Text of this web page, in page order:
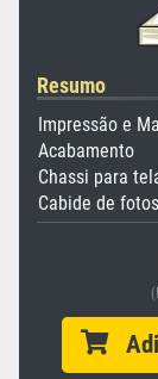
Resumo
Impressão e
Acabamento
Chassi para
Cabide de fotos